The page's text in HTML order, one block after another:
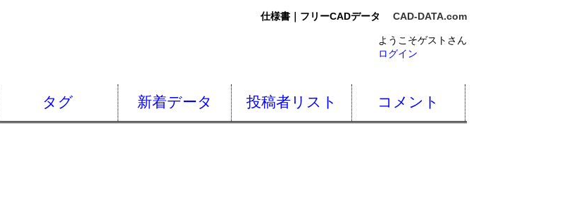
仕様書｜フリーCADデータ CAD-DATA.com
ようこそゲストさん
ログイン
タグ 新着データ 投稿者リスト コメント